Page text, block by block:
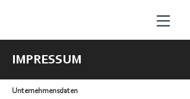
IMPRESSUM
Unternehmensdaten